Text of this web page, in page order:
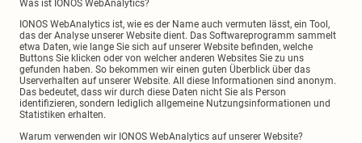
Was ist IONOS WebAnalytics?
IONOS WebAnalytics ist, wie es der Name auch vermuten lässt, ein Tool,
das der Analyse unserer Website dient. Das Softwareprogramm sammelt
etwa Daten, wie lange Sie sich auf unserer Website befinden, welche
Buttons Sie klicken oder von welcher anderen Websites Sie zu uns
gefunden haben. So bekommen wir einen guten Überblick über das
Userverhalten auf unserer Website. All diese Informationen sind anonym.
Das bedeutet, dass wir durch diese Daten nicht Sie als Person
identifizieren, sondern lediglich allgemeine Nutzungsinformationen und
Statistiken erhalten.
Warum verwenden wir IONOS WebAnalytics auf unserer Website?